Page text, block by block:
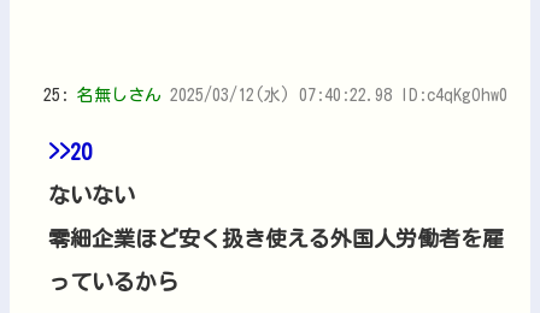
25: 名無しさん 2025/03/12(水) 07:40:22.98 ID:c4qKgOhw0
>>20
ないない
零細企業ほど安く扱き使える外国人労働者を雇
っているから